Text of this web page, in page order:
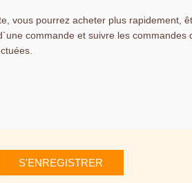
vous pourrez acheter plus rapidement,
commande et suivre les commandes
S'ENREGISTRER